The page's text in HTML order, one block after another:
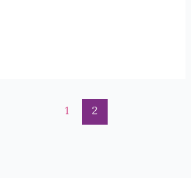
1 2